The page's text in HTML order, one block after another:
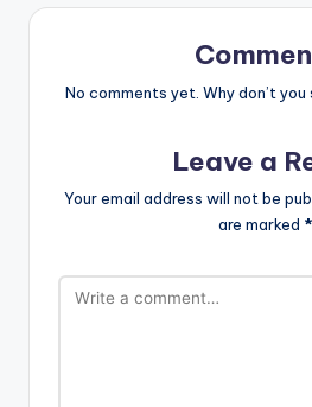
No comments yet. Why don’t
Leave a
Your email address will not be
are marked *